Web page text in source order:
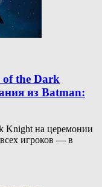
the Dark
из Batman:
Knight на церемонии
игроков — в